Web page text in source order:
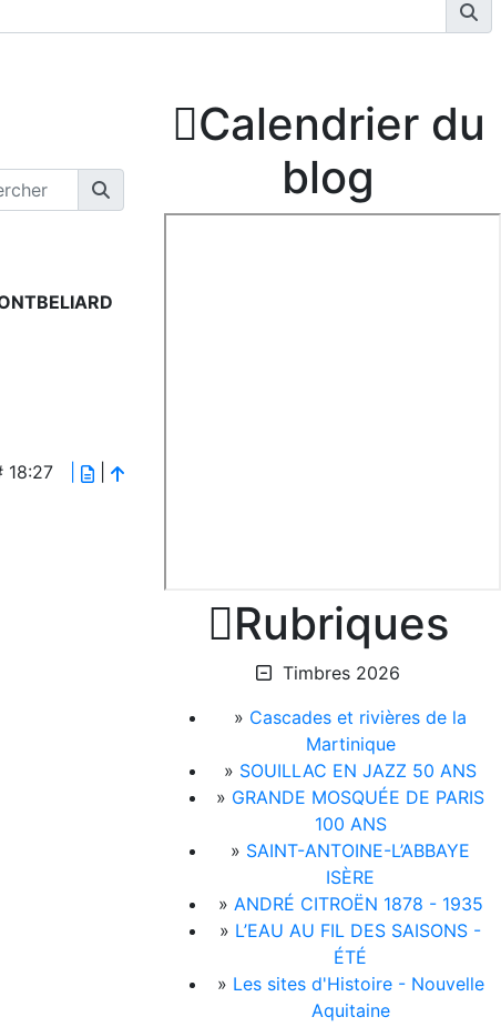
18:27
Calendrier du
blog
Rubriques
Timbres 2026
» Cascades et rivières de la
Martinique
» SOUILLAC EN JAZZ 50 ANS
» GRANDE MOSQUÉE DE PARIS
100 ANS
» SAINT-ANTOINE-L’ABBAYE
ISÈRE
» ANDRÉ CITROËN 1878 - 1935
» L’EAU AU FIL DES SAISONS -
ÉTÉ
» Les sites d'Histoire - Nouvelle
Aquitaine